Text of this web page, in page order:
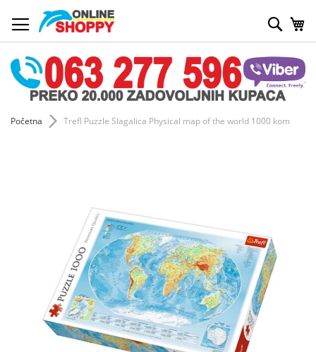
to
Content
Početna Trefl Puzzle Slagalica Physical map of the world 1000 kom